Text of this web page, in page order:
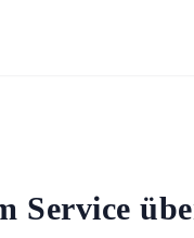
Service